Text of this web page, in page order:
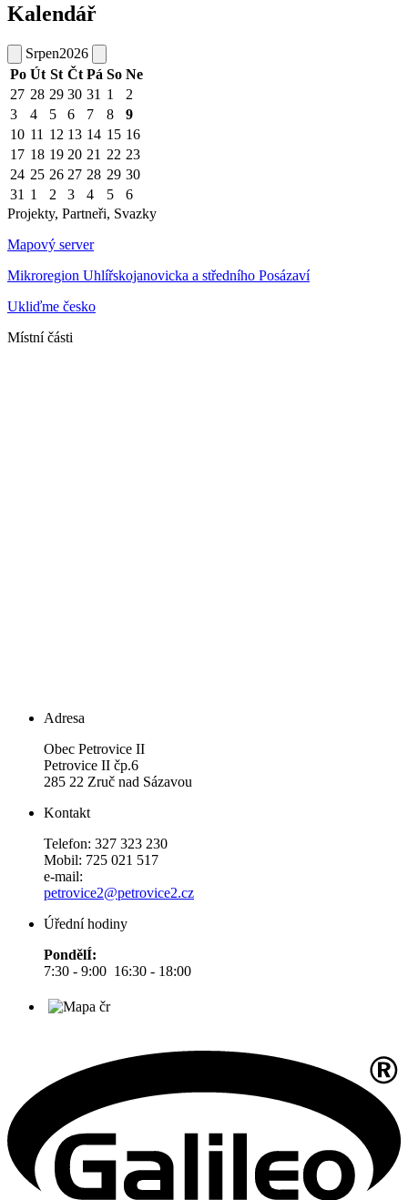
Kalendář
Srpen2026
Po Út St Čt Pá So Ne
27 28 29 30 31 1
2
3
4 5 6 7 8
9
10 11 12 13 14 15 16
17 18 19 20 21 22 23
24 25 26 27 28 29 30
31 1 2 3 4 5
6
Projekty, Partneři, Svazky
Mapový server
Mikroregion Uhlířskojanovicka a středního Posázaví
Ukliďme česko
Místní části
Adresa
Obec Petrovice II
Petrovice II čp.6
285 22 Zruč nad Sázavou
Kontakt
Telefon: 327 323 230
Mobil: 725 021 517
e-mail:
petrovice2@petrovice2.cz
Úřední hodiny
PondělÍ:
7:30 - 9:00 16:30 - 18:00